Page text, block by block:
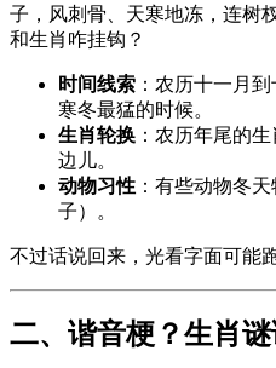
子，风刺骨、天寒地冻，连树
和生肖咋挂钩？
时间线索 ：农历十一月
寒冬最猛的时候。
生肖轮换 ：农历年尾的生
边儿。
动物习性 ：有些动物冬
子）。
不过话说回来，光看字面可能
二、谐音梗？生肖